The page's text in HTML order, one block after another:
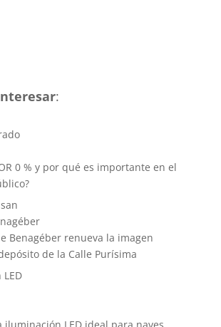
:
0 % y por qué es importante en el
Benagéber renueva la imagen
de la Calle Purísima